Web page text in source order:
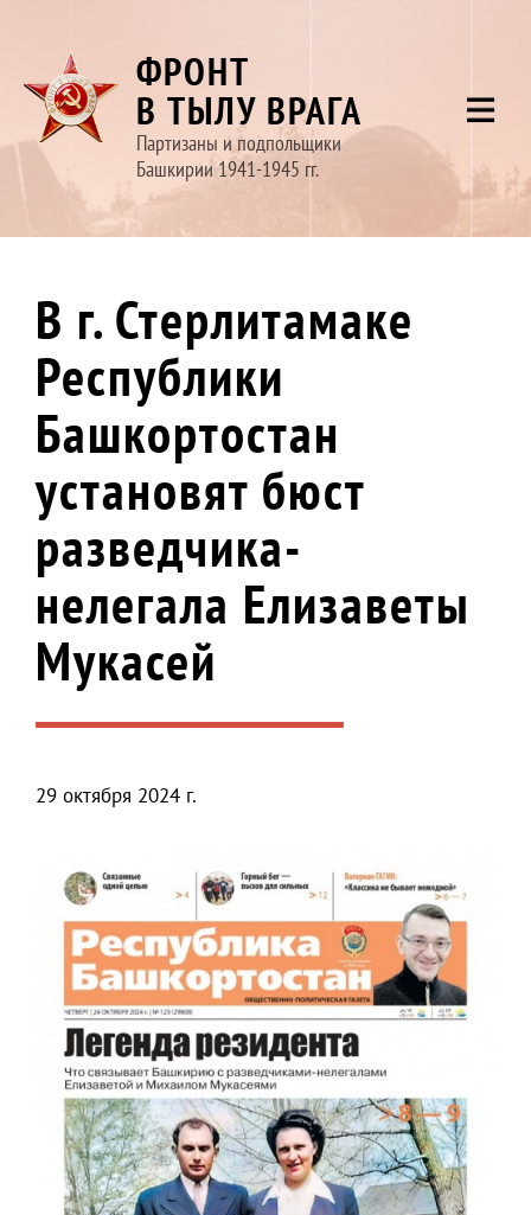
ФРОНТ
В ТЫЛУ ВРАГА
Партизаны и подпольщики
Башкирии 1941-1945 гг.
В г. Стерлитамаке
Республики
Башкортостан
установят бюст
разведчика-
нелегала Елизаветы
Мукасей
29 октября 2024 г.